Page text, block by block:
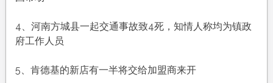
工
快，
4、河南方城县一起交通事故致4死，知情人称均为镇政
府工作人员
5、肯德基的新店有一半将交给加盟商来开